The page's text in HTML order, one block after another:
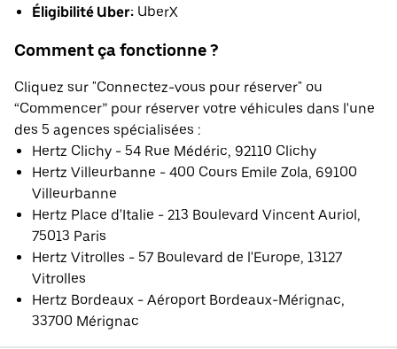
Éligibilité Uber: UberX
Comment ça fonctionne ?
Cliquez sur "Connectez-vous pour réserver" ou
“Commencer” pour réserver votre véhicules dans l'une
des 5 agences spécialisées :
Hertz Clichy - 54 Rue Médéric, 92110 Clichy
Hertz Villeurbanne - 400 Cours Emile Zola, 69100
Villeurbanne
Hertz Place d'Italie - 213 Boulevard Vincent Auriol,
75013 Paris
Hertz Vitrolles - 57 Boulevard de l'Europe, 13127
Vitrolles
Hertz Bordeaux - Aéroport Bordeaux-Mérignac,
33700 Mérignac